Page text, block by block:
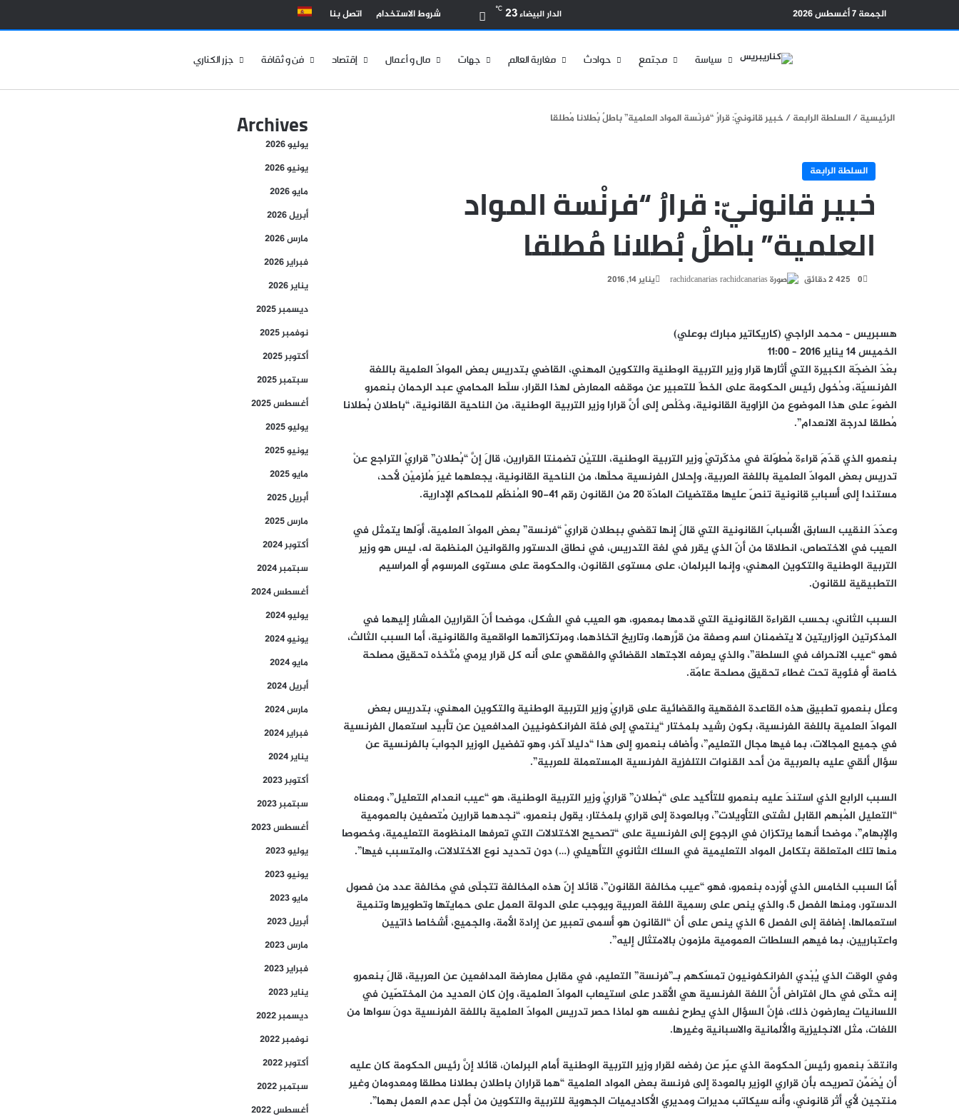
الجمعة 7 أغسطس 2026 الدار البيضاء23
℃ بحث عن
شروط الاستخدام اتصل بنا
سياسة مجتمع حوادث مغاربة العالم جهات مال و أعمال إقتصاد فن و ثقافة جزر الكناري
الرئيسية/السلطة الرابعة/خبير قانونيّ: قرارُ “فرنْسة المواد العلمية” باطلٌ بُطلانا مُطلقا
السلطة الرابعة
خبير قانونيّ: قرارُ “فرنْسة المواد
العلمية” باطلٌ بُطلانا مُطلقا
rachidcanarias أرسليناير 14, 2016 0
هسبريس – محمد الراجي (كاريكاتير مبارك بوعلي)
الخميس 14 يناير 2016 – 11:00
بعْدَ الضجّة الكبيرة التي أثارها قرار وزير التربية الوطنية والتكوين المهني، القاضي بتدريس بعض الموادّ العلمية باللغة
الفرنسيّة، ودُخول رئيس الحكومة على الخطّ للتعبير عن موقفه المعارض لهذا القرار، سلّط المحامي عبد الرحمان بنعمرو
الضوءَ على هذا الموضوع من الزاوية القانونية، وخَلُص إلى أنَّ قرارا وزير التربية الوطنية، من الناحية القانونية، “باطلان بُطلانا
مُطلقا لدرجة الانعدام”.
بنعمرو الذي قدّمَ قراءة مُطوّلة في مذكّرتيْ وزير التربية الوطنية، اللتيْن تضمنتا القرارين، قالَ إنَّ “بُطلان” قراريْ التراجع عنْ
تدريس بعض الموادّ العلمية باللغة العربية، وإحلال الفرنسية محلّها، من الناحية القانونية، يجعلهما غيرَ مُلزميْن لأحد،
مستندا إلى أسبابٍ قانونية تنصّ عليها مقتضيات المادّة 20 من القانون رقم 41-90 المُنظّم للمحاكم الإدارية.
وعدّدَ النقيب السابق الأسبابَ القانونية التي قالَ إنها تقضي ببطلان قراريْ “فرنسة” بعض الموادّ العلمية، أوّلها يتمثل في
العيب في الاختصاص، انطلاقا من أنّ الذي يقرر في لغة التدريس، في نطاق الدستور والقوانين المنظمة له، ليس هو وزير
التربية الوطنية والتكوين المهني، وإنما البرلمان، على مستوى القانون، والحكومة على مستوى المرسوم أو المراسيم
التطبيقية للقانون.
السبب الثاني، بحسب القراءة القانونية التي قدمها بمعمرو، هو العيب في الشكل، موضحا أنّ القرارين المشار إليهما في
المذكرتين الوزاريتين لا يتضمنان اسم وصفة من قرَّرهما، وتاريخ اتخاذهما، ومرتكزاتهما الواقعية والقانونية، أما السبب الثالث،
فهو “عيب الانحراف في السلطة”، والذي يعرفه الاجتهاد القضائي والفقهي على أنه كل قرار يرمي مُتّخذه تحقيق مصلحة
خاصة أو فئوية تحت غطاء تحقيق مصلحة عامّة.
وعلّل بنعمرو تطبيق هذه القاعدة الفقهية والقضائية على قراريْ وزير التربية الوطنية والتكوين المهني، بتدريس بعض
الموادّ العلمية باللغة الفرنسية، بكون رشيد بلمختار “ينتمي إلى فئة الفرانكفونيين المدافعين عن تأبيد استعمال الفرنسية
في جميع المجالات، بما فيها مجال التعليم”، وأضاف بنعمرو إلى هذا “دليلا آخر، وهو تفضيل الوزير الجوابَ بالفرنسية عن
سؤال ألقي عليه بالعربية من أحد القنوات التلفزية الفرنسية المستعملة للعربية”.
السبب الرابع الذي استندَ عليه بنعمرو للتأكيد على “بُطلان” قراريْ وزير التربية الوطنية، هو “عيب انعدام التعليل”، ومعناه
“التعليل المُبهم القابل لشتى التأويلات”، وبالعودة إلى قراري بلمختار، يقول بنعمرو، “نجدهما قرارين مُتصفين بالعمومية
والإبهام”، موضحا أنهما يرتكزان في الرجوع إلى الفرنسية على “تصحيح الاختلالات التي تعرفها المنظومة التعليمية، وخصوصا
منها تلك المتعلقة بتكامل المواد التعليمية في السلك الثانوي التأهيلي (…) دون تحديد نوع الاختلالات، والمتسبب فيها”.
أمّا السبب الخامس الذي أوْرده بنعمرو، فهو “عيب مخالفة القانون”، قائلا إنّ هذه المخالفة تتجلّى في مخالفة عدد من فصول
الدستور، ومنها الفصل 5، والذي ينص على رسمية اللغة العربية ويوجب على الدولة العمل على حمايتها وتطويرها وتنمية
استعمالها، إضافة إلى الفصل 6 الذي ينص على أن “القانون هو أسمى تعبير عن إرادة الأمة، والجميع، أشخاصا ذاتيين
واعتباريين، بما فيهم السلطات العمومية ملزمون بالامتثال إليه”.
وفي الوقت الذي يُبْدي الفرانكفونيون تمسّكهم بـ”فرنسة” التعليم، في مقابل معارضة المدافعين عن العربية، قالَ بنعمرو
إنه حتّى في حال افتراض أنَّ اللغة الفرنسية هي الأقدر على استيعاب الموادّ العلمية، وإن كان العديد من المختصّين في
اللسانيات يعارضون ذلك، فإنَّ السؤال الذي يطرح نفسه هو لماذا حصر تدريس الموادّ العلمية باللغة الفرنسية دونَ سواها من
اللغات، مثل الانجليزية والألمانية والاسبانية وغيرها.
وانتقدَ بنعمرو رئيسَ الحكومة الذي عبّر عن رفضه لقرار وزير التربية الوطنية أمام البرلمان، قائلا إنَّ رئيس الحكومة كان عليه
أن يُضَمِّن تصريحه بأن قراري الوزير بالعودة إلى فرنسة بعض المواد العلمية “هما قراران باطلان بطلانا مطلقا ومعدومان وغير
منتجين لأي أثر قانوني، وأنه سيكاتب مديرات ومديري الأكاديميات الجهوية للتربية والتكوين من أجل عدم العمل بهما”.
Archives
يوليو 2026
يونيو 2026
مايو 2026
أبريل 2026
مارس 2026
فبراير 2026
يناير 2026
ديسمبر 2025
نوفمبر 2025
أكتوبر 2025
سبتمبر 2025
أغسطس 2025
يوليو 2025
يونيو 2025
مايو 2025
أبريل 2025
مارس 2025
أكتوبر 2024
سبتمبر 2024
أغسطس 2024
يوليو 2024
يونيو 2024
مايو 2024
أبريل 2024
مارس 2024
فبراير 2024
يناير 2024
أكتوبر 2023
سبتمبر 2023
أغسطس 2023
يوليو 2023
يونيو 2023
مايو 2023
أبريل 2023
مارس 2023
فبراير 2023
يناير 2023
ديسمبر 2022
نوفمبر 2022
أكتوبر 2022
سبتمبر 2022
أغسطس 2022